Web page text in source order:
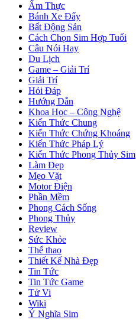
Ẩm Thực
Bánh Xe Đẩy
Bất Động Sản
Cách Chọn Sim Hợp Tuổi
Câu Nói Hay
Du Lịch
Game – Giải Trí
Giải Trí
Hỏi Đáp
Hướng Dẫn
Khoa Học – Công Nghệ
Kiến Thức Chung
Kiến Thức Chứng Khoáng
Kiến Thức Pháp Lý
Kiến Thức Phong Thủy Sim
Làm Đẹp
Mẹo Vặt
Motor Điện
Phần Mềm
Phong Cách Sống
Phong Thủy
Review
Sức Khỏe
Thể thao
Thiết Kế Nhà Đẹp
Tin Tức
Tin Tức Game
Tử Vi
Wiki
Ý Nghĩa Sim